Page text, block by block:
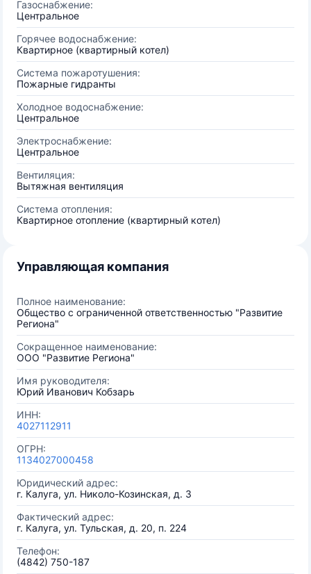
Газоснабжение:
Центральное
Горячее водоснабжение:
Квартирное (квартирный котел)
Система пожаротушения:
Пожарные гидранты
Холодное водоснабжение:
Центральное
Электроснабжение:
Центральное
Вентиляция:
Вытяжная вентиляция
Система отопления:
Квартирное отопление (квартирный котел)
Управляющая компания
Полное наименование:
Общество с ограниченной ответственностью "Развитие
Региона"
Сокращенное наименование:
ООО "Развитие Региона"
Имя руководителя:
Юрий Иванович Кобзарь
ИНН:
4027112911
ОГРН:
1134027000458
Юридический адрес:
г. Калуга, ул. Николо-Козинская, д. 3
Фактический адрес:
г. Калуга, ул. Тульская, д. 20, п. 224
Телефон:
(4842) 750-187